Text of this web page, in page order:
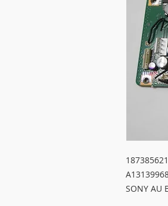
187385621
SONY AU